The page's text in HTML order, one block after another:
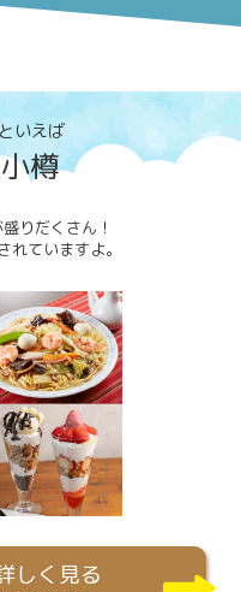
いえば
樽
りだくさん！
れていますよ。
しく見る